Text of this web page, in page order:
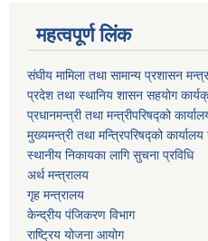
महत्वपूर्ण लिंक
संघीय मामिला तथा सामान्य प्रशासन
प्रदेश तथा स्थानिय शासन सहयोग
प्रधानमन्त्री तथा मन्त्रीपरिषद्को
मुख्यमन्त्री तथा मन्त्रिपरिषद्को
स्थानीय निकायका लागि सुचना प्रविधि
अर्थ मन्त्रालय
गृह मन्त्रालय
केन्द्रीय पंजिकरण विभाग
राष्ट्रिय योजना आयोग